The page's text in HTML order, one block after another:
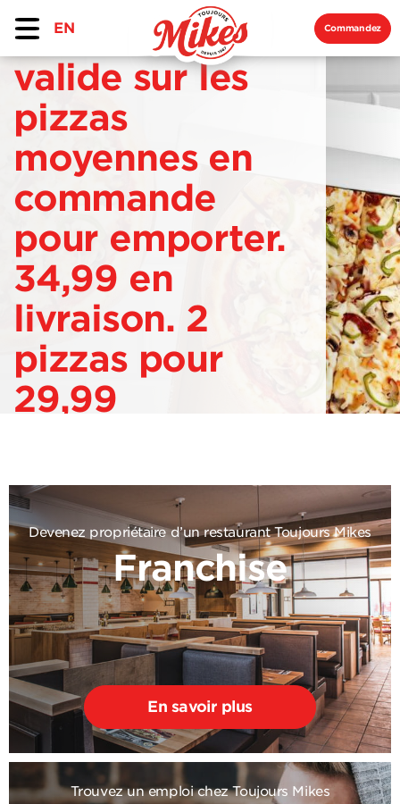
EN Commandez
valide sur les
pizzas
moyennes en
commande
pour emporter.
34,99 en
livraison. 2
pizzas pour
29,99
Devenez propriétaire d’un restaurant Toujours Mikes
Franchise
En savoir plus
Trouvez un emploi chez Toujours Mikes